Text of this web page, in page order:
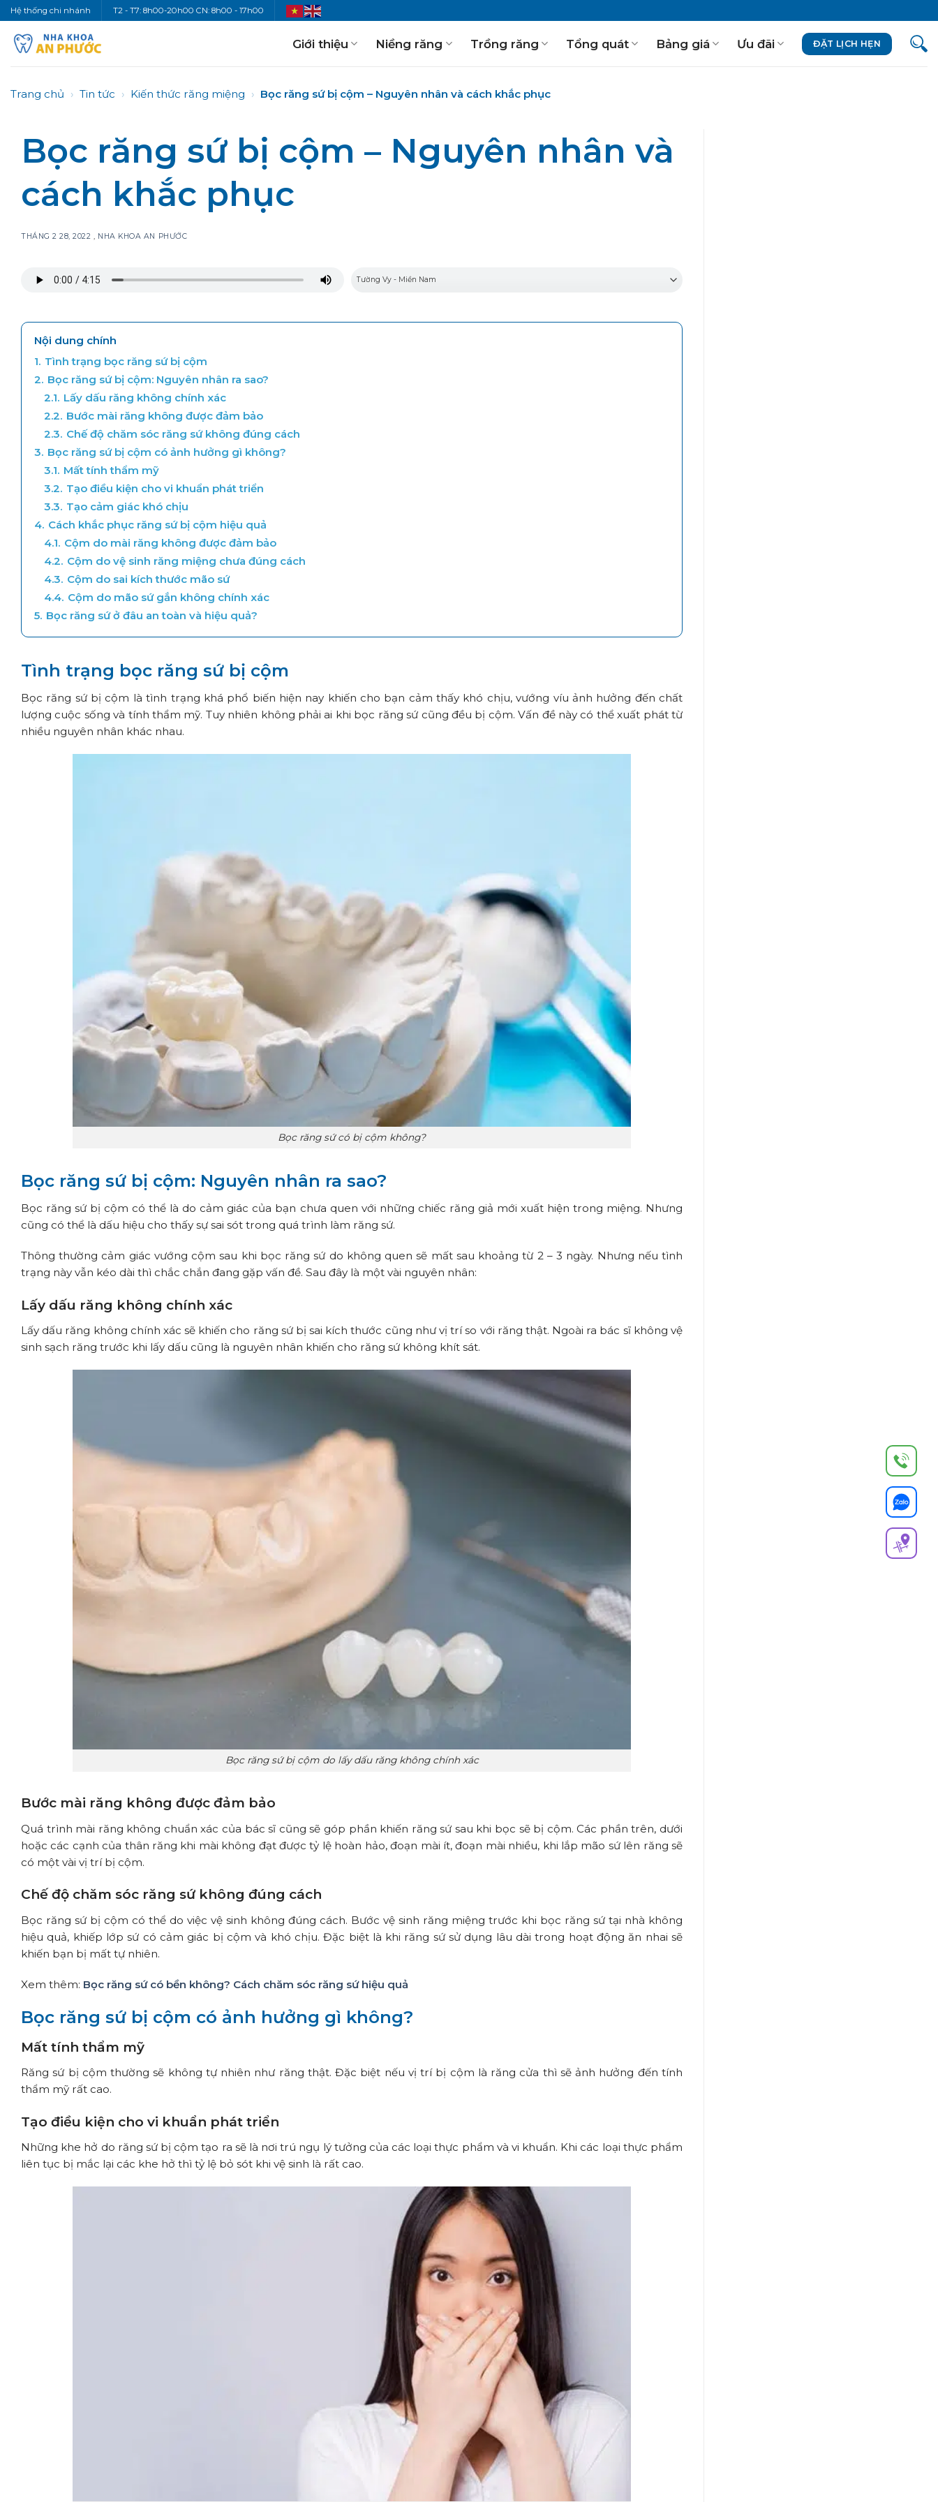
Bỏ
qua
nội
Hệ thống chi nhánh T2 - T7: 8h00-20h00 CN: 8h00 - 17h00
Giới thiệu Niềng răng Trồng răng Tổng quát Bảng giá Ưu đãi ĐẶT LỊCH HẸN
Trang chủ › Tin tức › Kiến thức răng miệng › Bọc răng sứ bị cộm – Nguyên nhân và cách khắc phục
Bọc răng sứ bị cộm – Nguyên nhân và
cách khắc phục
THÁNG 2 28, 2022 , NHA KHOA AN PHƯỚC
Nội dung chính
1. Tình trạng bọc răng sứ bị cộm
2. Bọc răng sứ bị cộm: Nguyên nhân ra sao?
2.1. Lấy dấu răng không chính xác
2.2. Bước mài răng không được đảm bảo
2.3. Chế độ chăm sóc răng sứ không đúng cách
3. Bọc răng sứ bị cộm có ảnh hưởng gì không?
3.1. Mất tính thẩm mỹ
3.2. Tạo điều kiện cho vi khuẩn phát triển
3.3. Tạo cảm giác khó chịu
4. Cách khắc phục răng sứ bị cộm hiệu quả
4.1. Cộm do mài răng không được đảm bảo
4.2. Cộm do vệ sinh răng miệng chưa đúng cách
4.3. Cộm do sai kích thước mão sứ
4.4. Cộm do mão sứ gắn không chính xác
5. Bọc răng sứ ở đâu an toàn và hiệu quả?
Tình trạng bọc răng sứ bị cộm
Bọc răng sứ bị cộm là tình trạng khá phổ biến hiện nay khiến cho bạn cảm thấy khó chịu, vướng víu ảnh hưởng đến chất
lượng cuộc sống và tính thẩm mỹ. Tuy nhiên không phải ai khi bọc răng sứ cũng đều bị cộm. Vấn đề này có thể xuất phát từ
nhiều nguyên nhân khác nhau.
Bọc răng sứ có bị cộm không?
Bọc răng sứ bị cộm: Nguyên nhân ra sao?
Bọc răng sứ bị cộm có thể là do cảm giác của bạn chưa quen với những chiếc răng giả mới xuất hiện trong miệng. Nhưng
cũng có thể là dấu hiệu cho thấy sự sai sót trong quá trình làm răng sứ.
Thông thường cảm giác vướng cộm sau khi bọc răng sứ do không quen sẽ mất sau khoảng từ 2 – 3 ngày. Nhưng nếu tình
trạng này vẫn kéo dài thì chắc chắn đang gặp vấn đề. Sau đây là một vài nguyên nhân:
Lấy dấu răng không chính xác
Lấy dấu răng không chính xác sẽ khiến cho răng sứ bị sai kích thước cũng như vị trí so với răng thật. Ngoài ra bác sĩ không vệ
sinh sạch răng trước khi lấy dấu cũng là nguyên nhân khiến cho răng sứ không khít sát.
Bọc răng sứ bị cộm do lấy dấu răng không chính xác
Bước mài răng không được đảm bảo
Quá trình mài răng không chuẩn xác của bác sĩ cũng sẽ góp phần khiến răng sứ sau khi bọc sẽ bị cộm. Các phần trên, dưới
hoặc các cạnh của thân răng khi mài không đạt được tỷ lệ hoàn hảo, đoạn mài ít, đoạn mài nhiều, khi lắp mão sứ lên răng sẽ
có một vài vị trí bị cộm.
Chế độ chăm sóc răng sứ không đúng cách
Bọc răng sứ bị cộm có thể do việc vệ sinh không đúng cách. Bước vệ sinh răng miệng trước khi bọc răng sứ tại nhà không
hiệu quả, khiếp lớp sứ có cảm giác bị cộm và khó chịu. Đặc biệt là khi răng sứ sử dụng lâu dài trong hoạt động ăn nhai sẽ
khiến bạn bị mất tự nhiên.
Xem thêm: Bọc răng sứ có bền không? Cách chăm sóc răng sứ hiệu quả
Bọc răng sứ bị cộm có ảnh hưởng gì không?
Mất tính thẩm mỹ
Răng sứ bị cộm thường sẽ không tự nhiên như răng thật. Đặc biệt nếu vị trí bị cộm là răng cửa thì sẽ ảnh hưởng đến tính
thẩm mỹ rất cao.
Tạo điều kiện cho vi khuẩn phát triển
Những khe hở do răng sứ bị cộm tạo ra sẽ là nơi trú ngụ lý tưởng của các loại thực phẩm và vi khuẩn. Khi các loại thực phẩm
liên tục bị mắc lại các khe hở thì tỷ lệ bỏ sót khi vệ sinh là rất cao.